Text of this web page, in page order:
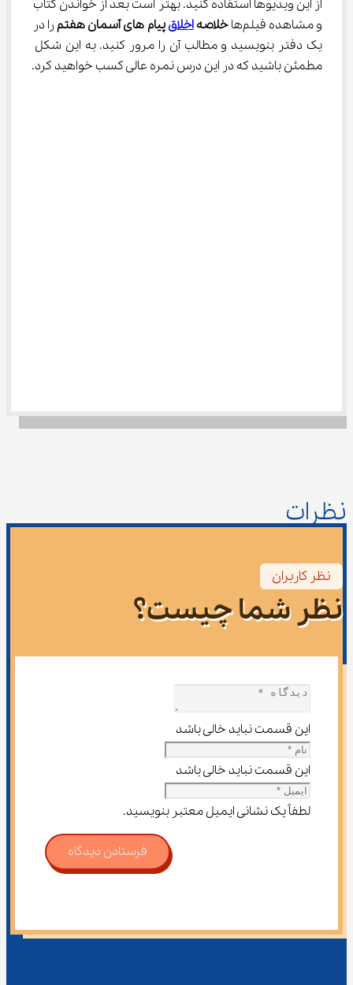
از این ویدیوها استفاده کنید. بهتر است بعد از خواندن کتاب
و مشاهده فیلم‌ها
خلاصهاخلاق پیام‌ های آسمان هفتم
را در
یک دفتر بنویسید و مطالب آن را مرور کنید. به این شکل
مطمئن باشید که در این درس نمره عالی کسب خواهید کرد.
نظرات
نظر کاربران
نظر شما چیست؟
این قسمت نباید خالی باشد
این قسمت نباید خالی باشد
لطفاً یک نشانی ایمیل معتبر بنویسید.
فرستادن دیدگاه